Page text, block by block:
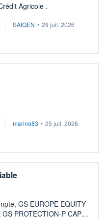
Agricole .
SAIQEN • 29 juil. 2026
marino83 • 25 juil. 2026
GS EUROPE EQUITY-
PROTECTION-P CAP